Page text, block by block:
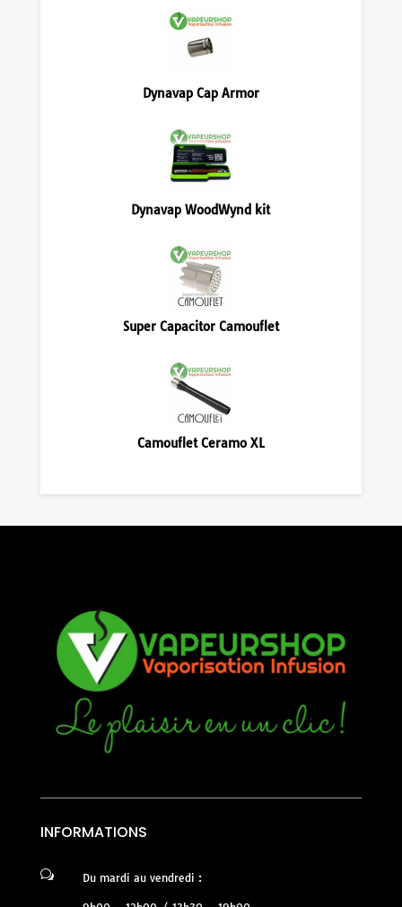
Dynavap Cap Armor
Dynavap WoodWynd kit
Super Capacitor Camouflet
Camouflet Ceramo XL
INFORMATIONS
w Du mardi au vendredi :